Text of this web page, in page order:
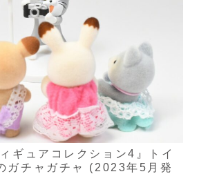
ギュアコレクション4』トイ
ガチャガチャ (2023年5月発